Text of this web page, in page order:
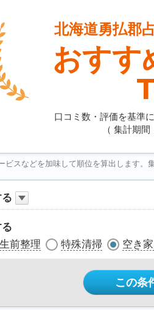
北海道勇払郡
おすす
口コミ数・評価を基準
（ 集計期
スなどを加味して順位を算出します。
生前整理 特殊清掃 空き
この条